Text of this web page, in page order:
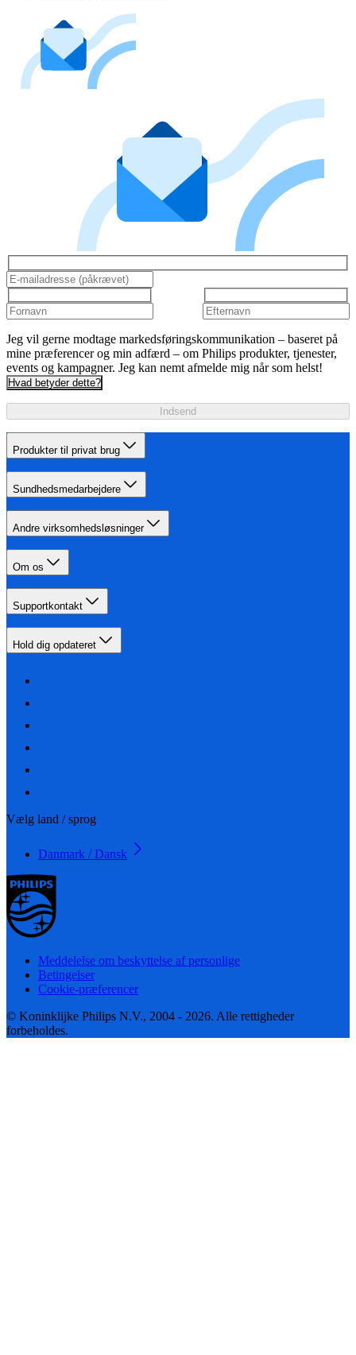
Jeg vil gerne modtage markedsføringskommunikation – baseret på
mine præferencer og min adfærd – om Philips produkter, tjenester,
events og kampagner. Jeg kan nemt afmelde mig når som helst!
Hvad betyder dette?
Indsend
Produkter til privat brug
Sundhedsmedarbejdere
Andre virksomhedsløsninger
Om os
Supportkontakt
Hold dig opdateret
Vælg land / sprog
Danmark / Dansk
Meddelelse om beskyttelse af personlige
Betingelser
Cookie-præferencer
© Koninklijke Philips N.V., 2004 - 2026. Alle rettigheder
forbeholdes.